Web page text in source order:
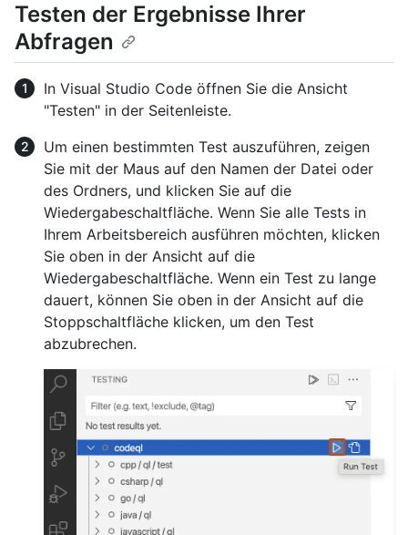
Testen der Ergebnisse Ihrer
Abfragen
In Visual Studio Code öffnen Sie die Ansicht
"Testen" in der Seitenleiste.
Um einen bestimmten Test auszuführen, zeigen
Sie mit der Maus auf den Namen der Datei oder
des Ordners, und klicken Sie auf die
Wiedergabeschaltfläche. Wenn Sie alle Tests in
Ihrem Arbeitsbereich ausführen möchten, klicken
Sie oben in der Ansicht auf die
Wiedergabeschaltfläche. Wenn ein Test zu lange
dauert, können Sie oben in der Ansicht auf die
Stoppschaltfläche klicken, um den Test
abzubrechen.